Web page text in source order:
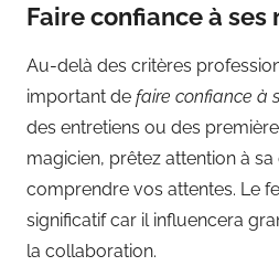
Faire confiance à ses
Au-delà des critères
important de faire confiance à
des entretiens ou des
magicien, prêtez attention à
comprendre vos attentes. Le
significatif car il influencera
la collaboration.